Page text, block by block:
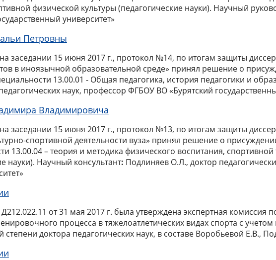
физической культуры (педагогические науки). Научный
университет»
Петровны
заседании 15 июня 2017 г., протокол №14, по итогам защиты
в иноязычной образовательной среде» принял решение о
13.00.01 - Общая педагогика, история педагогики и
наук, профессор ФГБОУ ВО «Бурятский
Владимировича
заседании 15 июня 2017 г., протокол №13, по итогам защиты
спортивной деятельности вуза» принял решение о
13.00.04 – теория и методика физического воспитания,
науки). Научный консультант: Подлиняев О.Л., доктор
от 31 мая 2017 г. была утверждена экспертная комиссия
процесса в тяжелоатлетических видах спорта с учетом
степени доктора педагогических наук, в составе Воробьевой Е.В.,